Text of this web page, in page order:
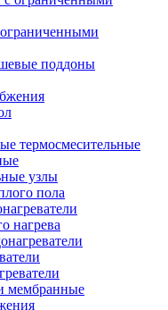
поддоны
термосмесительные
узлы
пола
нагрева
мембранные